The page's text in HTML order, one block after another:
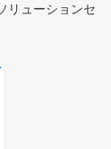
リューションセ